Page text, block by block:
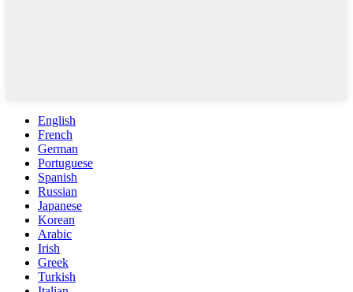
English
French
German
Portuguese
Spanish
Russian
Japanese
Korean
Arabic
Irish
Greek
Turkish